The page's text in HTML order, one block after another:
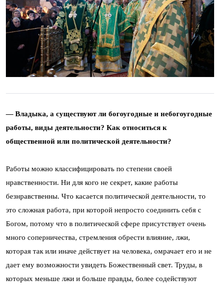
— Владыка, а существуют ли богоугодные и небогоугодные
работы, виды деятельности? Как относиться к
общественной или политической деятельности?
Работы можно классифицировать по степени своей
нравственности. Ни для кого не секрет, какие работы
безнравственны. Что касается политической деятельности, то
это сложная работа, при которой непросто соединить себя с
Богом, потому что в политической сфере присутствует очень
много соперничества, стремления обрести влияние, лжи,
которая так или иначе действует на человека, омрачает его и не
дает ему возможности увидеть Божественный свет. Труды, в
которых меньше лжи и больше правды, более содействуют